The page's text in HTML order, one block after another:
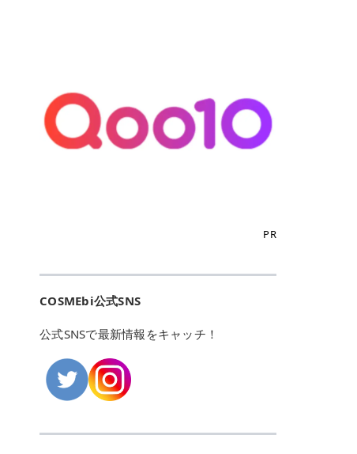
「ゆらぎやすい肌をすこやかに整え
るカーミングケアパッド」 ツボクサ
エキス（保湿成分）配合で、肌荒れ
や赤みが気になる肌をやさしく整え
テンを含むにんじん由来成分で、乾
るQoo10での購入はこちら 5. ANU
グパッド 「うるおいを与えながら肌
のキメを整えるバランスケアパッ
で、肌にうるおいを与えながらキメ
を整え、すこやかな肌状態へ導くデ
イリーケアアイテムです。 *1 チャ
MEDIHEAL PDRNリフティングパッ
こからは、東京で人気のフレイアク
リニック・レジーナクリニック・エ
ミナルクリニック・リゼクリニック
の4院について、おすすめのポイン
ンケート 対象期間：2024/12/11～2
谷、銀座など7院があり、どこも駅
21時まで開いているので、お仕事や
です。 ♡クイックプラン 時間をか
けてしっかり脱毛。割引制度や保証
サービスは充実！ 全身＋VIO 52,80
0円(税込) 5回コース 所要時間が60
分で完了 全身＋VIO＋顔 94,600円
(税込) 5回コース 36箇所の脱毛が可
カリしたくありませんよね。エミナ
ルクリニックなら、最短1ヶ月ペー
スで通えるため、最短6ヶ月の全身
脱毛プランを選ぶことができます！
ルは強い味方。北海道から沖縄まで
こも駅チカの好立地なんです。しか
い毎日でも無理なく予定に組み込め
なります）。 そして嬉しいのが、施
術室がカーテン仕切りではなくドア
付きの完全個室になっていること！
女性専用のプライベート空間なの
して施術を受けられます。 痛みに配
ント おすすめパーソナルカラー 02
モモ イエベ春・ブルベ夏 03 ワイン
ベリー ブルベ冬 05 フィグピューレ
ブルベ夏・イエベ春 06 ラズベリー
チュラルメイクなら「02 モモ」 自
トロベリーボンボン」 上品で落ち着
やすい万能カラーなら「05 フィグ
気カラーです。 韓国メイク・透明感
青みピンクが透明感を引き立てま
す。 イエベ春なら「07 フルーツオ
レ」 やわらかく可愛らしい印象に仕
ント処方のため、塗布後は色が定着
> あんずのほのかに甘い香りがしま
すが > 強くないのでいつでも使える
印象です > > 1本持っていると髪だ
けではなくボディやネイルケアにも
ある目もとをかなえる、フォルム整
ばゆく発色し、光の効果で目もとが
使用した方のクチコミ > 5 > 鮮やか
る目もとを作れるアイシャドウ♡ >
パウダータイプなのに粉っぽさがな
くぴたっと密着♡発色が良くて煌め
体感を出せます✨ > > カラーの名前
ビッグセール「メガ割」では、20%
OFFクーポンなどを使って、SNSで
バズっている美容液やパック、限定
の豪華キットをどこよりもお得にゲ
は、2,000万件を超える圧倒的なボ
能にあります。 自分の年齢や肌質
（乾燥肌・敏感肌など）、あるいは
に合わせてクチコミを絞り込めるた
め、自分に本当に合うコスメを失敗
せずに見つけられる美容の羅針盤と
スメアワード（ベスコス）」は、日
PR
COSMEbi公式SNS
公式SNSで最新情報をキャッチ！